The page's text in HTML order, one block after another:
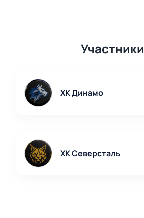
Участники
ХК Динамо
ХК Северсталь